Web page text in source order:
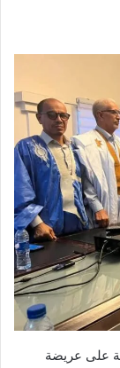
على عريضة